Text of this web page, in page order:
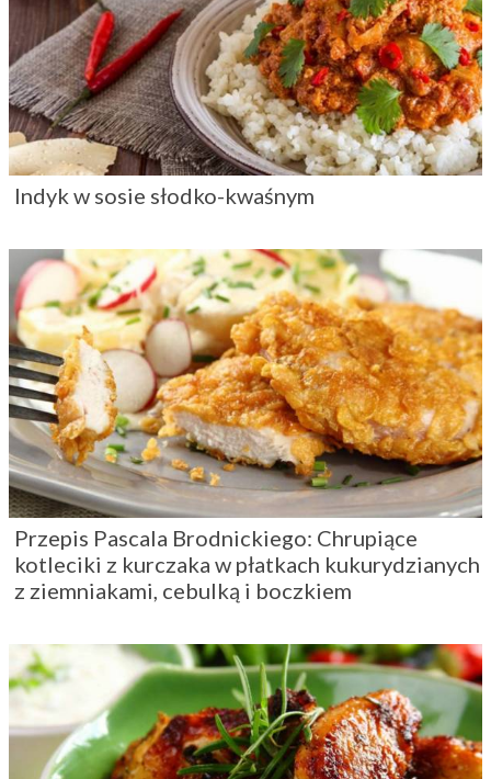
Indyk w sosie słodko-kwaśnym
Przepis Pascala Brodnickiego: Chrupiące
kotleciki z kurczaka w płatkach kukurydzianych
z ziemniakami, cebulką i boczkiem